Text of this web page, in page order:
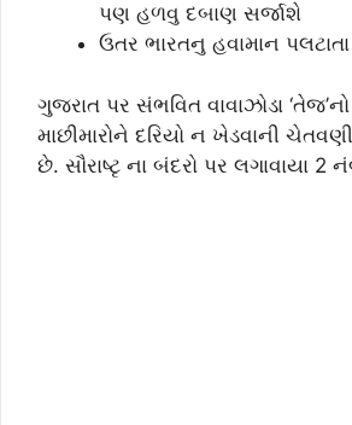
પણ હળવુ દબાણ સર્જાશે
ઉતર ભારતનુ હવામાન
ગુજરાત પર સંભવિત વાવાઝોડા
માછીમારોને દરિયો ન ખેડવાની
છે. સૌરાષ્ટૃ ના બંદરો પર લગાવાયા 2